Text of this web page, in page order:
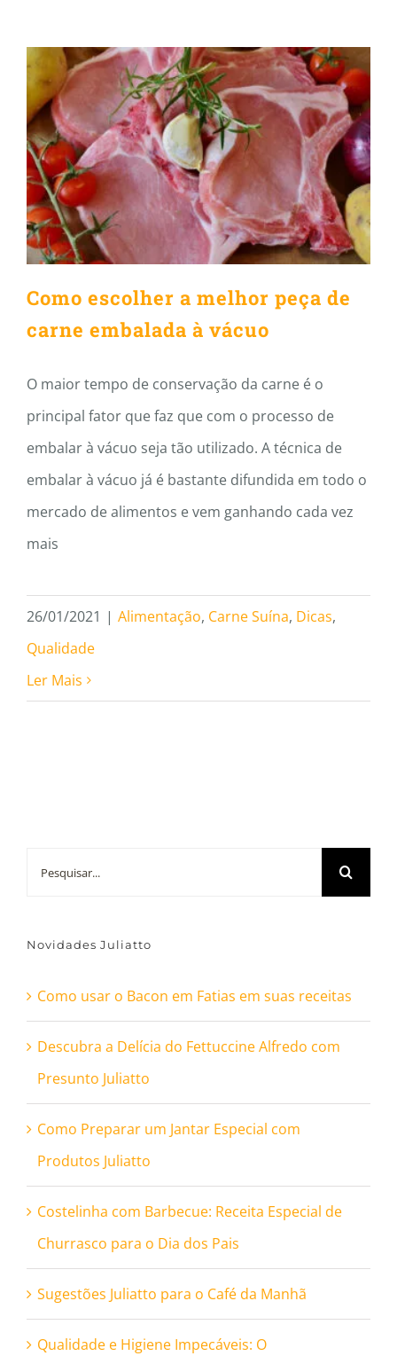
Como escolher a melhor peça
de carne embalada à vácuo
Como escolher a melhor peça de
carne embalada à vácuo
O maior tempo de conservação da carne é o
principal fator que faz que com o processo de
embalar à vácuo seja tão utilizado. A técnica de
embalar à vácuo já é bastante difundida em todo o
mercado de alimentos e vem ganhando cada vez
mais
26/01/2021 | Alimentação, Carne Suína, Dicas,
Qualidade
Ler Mais
Novidades Juliatto
Como usar o Bacon em Fatias em suas receitas
Descubra a Delícia do Fettuccine Alfredo com
Presunto Juliatto
Como Preparar um Jantar Especial com
Produtos Juliatto
Costelinha com Barbecue: Receita Especial de
Churrasco para o Dia dos Pais
Sugestões Juliatto para o Café da Manhã
Qualidade e Higiene Impecáveis: O